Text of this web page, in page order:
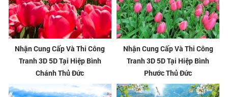
Nhận Cung Cấp Và Thi Công
Tranh 3D 5D Tại Hiệp Bình
Chánh Thủ Đức
Nhận Cung Cấp Và Thi Công
Tranh 3D 5D Tại Hiệp Bình
Phước Thủ Đức